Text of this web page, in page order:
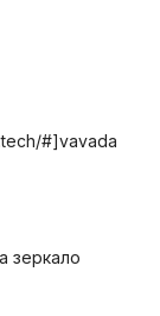
#]vavada
зеркало